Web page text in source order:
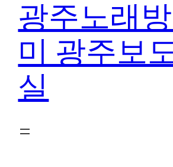
광주노래
미 광주보
실